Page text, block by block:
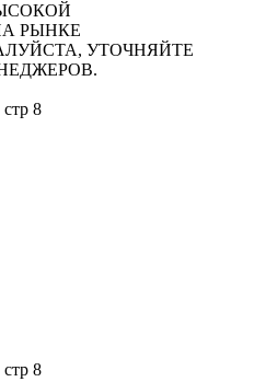
РЫНКЕ
УТОЧНЯЙТЕ
8
8